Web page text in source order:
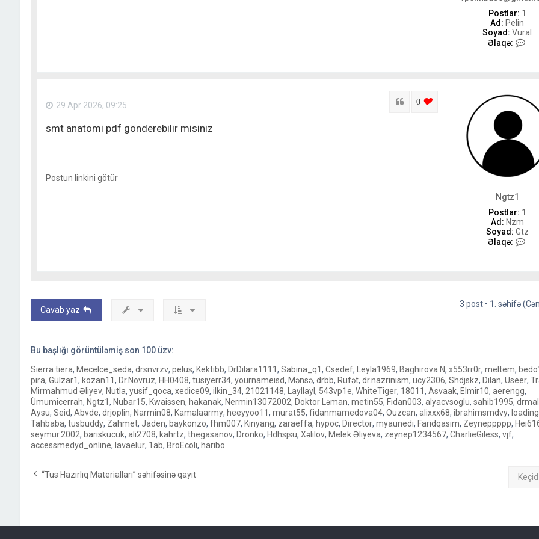
Postlar: 1
Ad: Pelin
Soyad: Vural
Əlaqə:
b
g
m
a
-
q
Ngtz1
Postlar: 1
Ad: Nzm
Soyad: Gtz
Əlaqə:
i
l
ə
Sitat
0 login to like this post
29 Apr 2026, 09:25
smt anatomi pdf gönderebilir misiniz
Postun linkini götür
Cavab yaz
3 post • 1 . səhifə
Bu başlığı görüntüləmiş son 100üzv:
Sierra tiera, Mecelce_seda, drsnvrzv, pelus, Kektibb, DrDilara1111 , Sabina_q1 , Csedef, Leyla1969, Baghirova.N, x553rr0r, meltem,
pira, Gülzar1 , kozan11 , Dr.Novruz, HH0408, tusiyerr34, yournameisd, Mənsə, drbb, Rufət, dr.nazrinism, ucy2306, Shdjskz, Dilan, Useer,
Mirmahmud Əliyev, Nutla, yusif_qoca, xedice09, ilkin_34, 21021148, Layllayl, 543vp1e, WhiteTiger, 18011 , Asvaak, Elmir10, aerengg,
Ümumicerrah, Ngtz1 , Nubar15, Kwaissen, hakanak, Nermin13072002, Doktor Ləman, metin55, Fidan003, alyacvsoglu, sahib1995,
Aysu, Seid, Abvde, drjoplin, Narmin08, Kamalaarmy, heeyyoo11 , murat55, fidanmamedova04, Ouzcan, alixxx68, ibrahimsmdvy, loading
Tahbaba, tusbuddy, Zahmet, Jaden, baykonzo, fhm007, Kinyang, zaraeffa, hypoc, Director, myaunedi, Faridqasım, Zeyneppppp,
seymur.2002, bariskucuk, ali2708, kahrtz, thegasanov, Dronko, Hdhsjsu, Xəlilov, Melek Əliyeva, zeynep1234567, CharlieGiless, vjf,
accessmedyd_online, lavaelur, 1ab, BroEcoli, haribo
“Tus Hazırlıq Materialları” səhifəsinə qayıt